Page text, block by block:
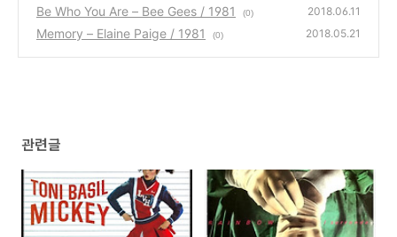
(0)
Be Who You Are – Bee Gees / 1981 (0) 2018.06.11
Memory – Elaine Paige / 1981 (0) 2018.05.21
관련글